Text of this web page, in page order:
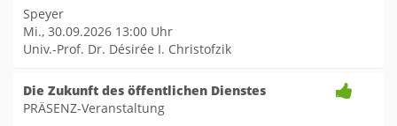
Speyer
Mi., 30.09.2026 13:00 Uhr
Univ.-Prof. Dr. Désirée I. Christofzik
Die Zukunft des öffentlichen Dienstes
PRÄSENZ-Veranstaltung